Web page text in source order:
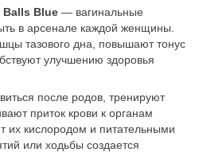
Balls Blue — вагинальные
в арсенале каждой женщины.
тазового дна, повышают тонус
улучшению здоровья
после родов, тренируют
приток крови к органам
их кислородом и питательными
или ходьбы создается